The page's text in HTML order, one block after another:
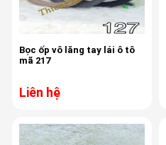
Bọc ốp vô lăng tay lái ô tô
mã 217
Liên hệ